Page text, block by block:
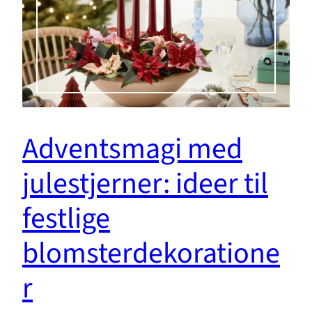
Adventsmagi med
julestjerner: ideer til
festlige
blomsterdekoratione
r